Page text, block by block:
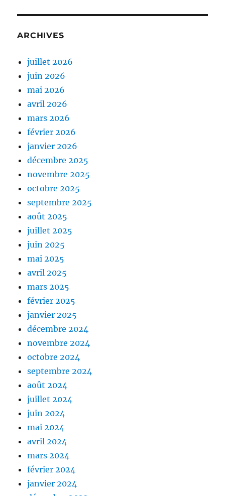
ARCHIVES
juillet 2026
juin 2026
mai 2026
avril 2026
mars 2026
février 2026
janvier 2026
décembre 2025
novembre 2025
octobre 2025
septembre 2025
août 2025
juillet 2025
juin 2025
mai 2025
avril 2025
mars 2025
février 2025
janvier 2025
décembre 2024
novembre 2024
octobre 2024
septembre 2024
août 2024
juillet 2024
juin 2024
mai 2024
avril 2024
mars 2024
février 2024
janvier 2024